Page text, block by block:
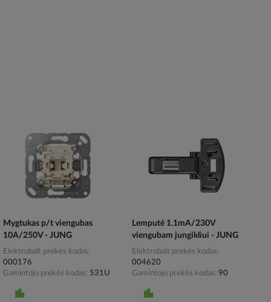
Mygtukas p/t viengubas
10A/250V - JUNG
Elektrobalt prekės kodas
000176
Gamintojo prekės kodas
531U
Lemputė 1.1mA/230V
viengubam jungikliui - JUNG
Elektrobalt prekės kodas
004620
Gamintojo prekės kodas 90